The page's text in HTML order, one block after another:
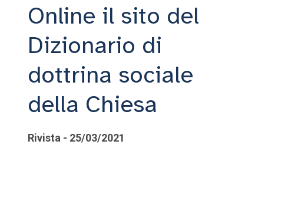
Online il sito del
Dizionario di
dottrina sociale
della Chiesa
Rivista - 25/03/2021